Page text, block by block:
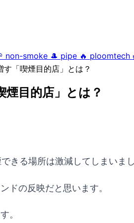
non-smoke 🎩 pipe 🔥 ploomtech
「喫煙目的店」とは？
目的店」とは？
きる場所は激減してしまいまし
ドの反映だと思います。
。